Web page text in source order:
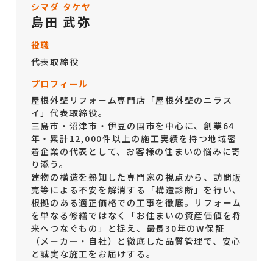
島田 武弥
シマダ タケヤ
役職
代表取締役
プロフィール
屋根外壁リフォーム専門店「屋根外壁のニラス
イ」代表取締役。
三島市・沼津市・伊豆の国市を中心に、創業64
年・累計12,000件以上の施工実績を持つ地域密
着企業の代表として、お客様の住まいの悩みに寄
り添う。
建物の構造を熟知した専門家の視点から、訪問販
売等による不安を解消する「構造診断」を行い、
根拠のある適正価格での工事を徹底。リフォーム
を単なる修繕ではなく「お住まいの資産価値を将
来へつなぐもの」と捉え、最長30年のW保証
（メーカー・自社）と徹底した品質管理で、安心
と誠実な施工をお届けする。